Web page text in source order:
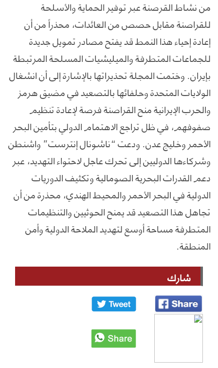
من نشاط القرصنة عبر توفير الحماية والأسلحة
للقراصنة مقابل حصص من العائدات، محذراً من أن
إعادة إحياء هذا النمط قد يفتح مصادر تمويل جديدة
للجماعات المتطرفة والميليشيات المسلحة المرتبطة
بإيران. وختمت المجلة تحذيراتها بالإشارة إلى أن انشغال
الولايات المتحدة وحلفائها بالتصعيد في مضيق هرمز
والحرب الإيرانية منح القراصنة فرصة لإعادة تنظيم
صفوفهم، في ظل تراجع الاهتمام الدولي بتأمين البحر
الأحمر وخليج عدن. ودعت “ناشونال إنترست” واشنطن
وشركاءها الدوليين إلى تحرك عاجل لاحتواء التهديد، عبر
دعم القدرات البحرية الصومالية وتكثيف الدوريات
الدولية في البحر الأحمر والمحيط الهندي، محذرة من أن
تجاهل هذا التصعيد قد يمنح الحوثيين والتنظيمات
المتطرفة مساحة أوسع لتهديد الملاحة الدولية وأمن
المنطقة.
شارك